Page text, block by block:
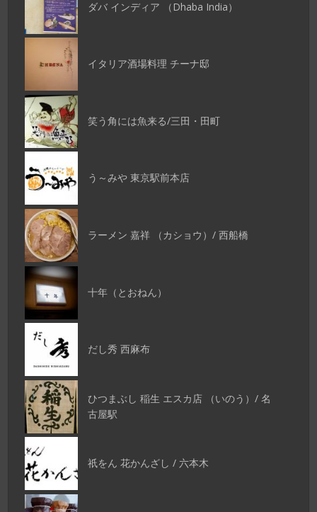
ダバ インディア （Dhaba India）
イタリア酒場料理 チーナ邸
笑う角には魚来る/三田・田町
う～みや 東京駅前本店
ラーメン 嘉祥 （カショウ）/ 西船橋
十年（とおねん）
だし秀 西麻布
ひつまぶし 稲生 エスカ店 （いのう）/ 名
古屋駅
祇をん 花かんざし / 六本木